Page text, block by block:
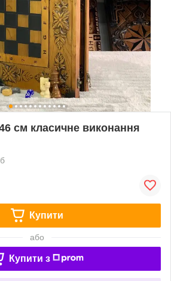
см класичне виконання
Купити
або
Купити з